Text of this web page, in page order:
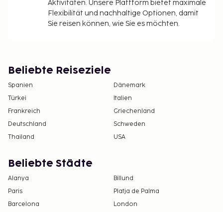
Aktivitäten. Unsere Plattform bietet maximale
Flexibilität und nachhaltige Optionen, damit
Sie reisen können, wie Sie es möchten.
Beliebte Reiseziele
Spanien
Dänemark
Türkei
Italien
Frankreich
Griechenland
Deutschland
Schweden
Thailand
USA
Beliebte Städte
Alanya
Billund
Paris
Platja de Palma
Barcelona
London